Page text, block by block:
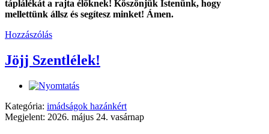
táplálékát a rajta élőknek! Köszönjük Istenünk, hogy
mellettünk állsz és segítesz minket! Ámen.
Hozzászólás
Jöjj Szentlélek!
Kategória: imádságok hazánkért
Megjelent: 2026. május 24. vasárnap